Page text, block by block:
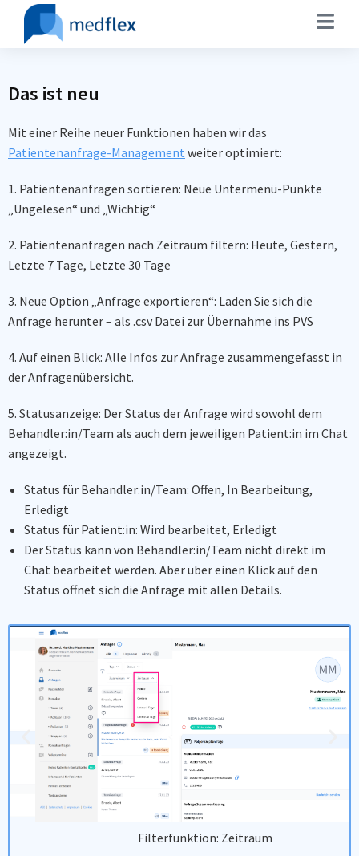
Das ist neu
Mit einer Reihe neuer Funktionen haben wir das
Patientenanfrage-Management weiter optimiert:
1. Patientenanfragen sortieren: Neue Untermenü-Punkte
„Ungelesen“ und „Wichtig“
2. Patientenanfragen nach Zeitraum filtern: Heute, Gestern,
Letzte 7 Tage, Letzte 30 Tage
3. Neue Option „Anfrage exportieren“: Laden Sie sich die
Anfrage herunter – als .csv Datei zur Übernahme ins PVS
4. Auf einen Blick: Alle Infos zur Anfrage zusammengefasst in
der Anfragenübersicht.
5. Statusanzeige: Der Status der Anfrage wird sowohl dem
Behandler:in/Team als auch dem jeweiligen Patient:in im Chat
angezeigt.
Status für Behandler:in/Team: Offen, In Bearbeitung,
Erledigt
Status für Patient:in: Wird bearbeitet, Erledigt
Der Status kann von Behandler:in/Team nicht direkt im
Chat bearbeitet werden. Aber über einen Klick auf den
Status öffnet sich die Anfrage mit allen Details.
Filterfunktion: Zeitraum